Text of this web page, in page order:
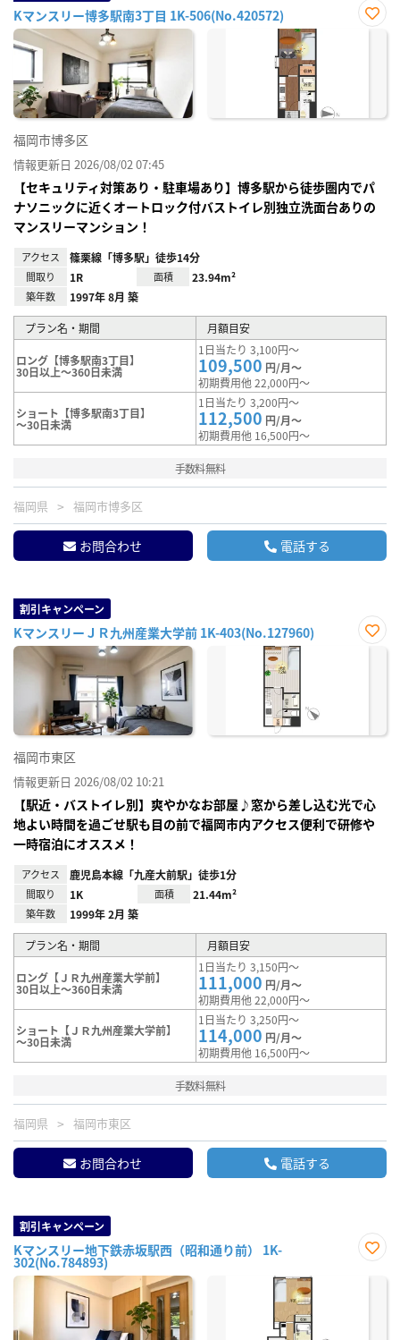
Kマンスリー博多駅南3丁目 1K-506(No.420572)
お気
福岡市博多区
情報更新日 2026/08/02 07:45
【セキュリティ対策あり・駐車場あり】博多駅から徒歩圏内でパ
ナソニックに近くオートロック付バストイレ別独立洗面台ありの
マンスリーマンション！
アクセス 篠栗線「博多駅」徒歩14分
間取り 1R 面積 23.94m²
築年数 1997年 8月 築
プラン名・期間 月額目安
ロング【博多駅南3丁目】
30日以上～360日未満
1日当たり 3,100円～
109,500 円/月～
初期費用他 22,000円～
ショート【博多駅南3丁目】
～30日未満
1日当たり 3,200円～
112,500 円/月～
初期費用他 16,500円～
手数料無料
福岡県 福岡市博多区
お問合わせ 電話する
割引キャンペーン
KマンスリーＪＲ九州産業大学前 1K-403(No.127960)
お気
福岡市東区
情報更新日 2026/08/02 10:21
【駅近・バストイレ別】爽やかなお部屋♪窓から差し込む光で心
地よい時間を過ごせ駅も目の前で福岡市内アクセス便利で研修や
一時宿泊にオススメ！
アクセス 鹿児島本線「九産大前駅」徒歩1分
間取り 1K 面積 21.44m²
築年数 1999年 2月 築
プラン名・期間 月額目安
ロング【ＪＲ九州産業大学前】
30日以上～360日未満
1日当たり 3,150円～
111,000 円/月～
初期費用他 22,000円～
ショート【ＪＲ九州産業大学前】
～30日未満
1日当たり 3,250円～
114,000 円/月～
初期費用他 16,500円～
手数料無料
福岡県 福岡市東区
お問合わせ 電話する
割引キャンペーン
Kマンスリー地下鉄赤坂駅西（昭和通り前） 1K-
302(No.784893)
に入